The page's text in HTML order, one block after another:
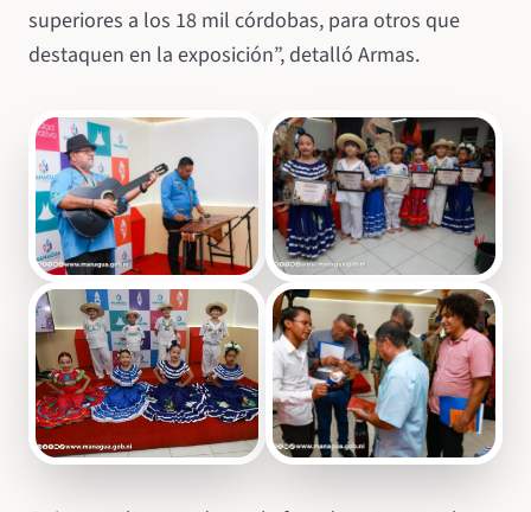
superiores a los 18 mil córdobas, para otros que
destaquen en la exposición”, detalló Armas.